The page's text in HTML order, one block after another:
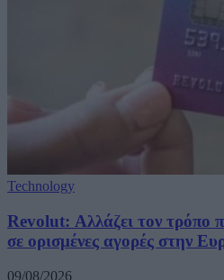
Technology
Revolut: Αλλάζει τον τρόπο
σε ορισμένες αγορές στην
09/08/2026